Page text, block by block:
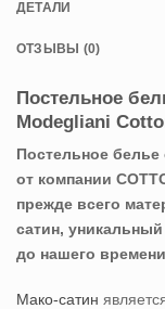
ДЕТАЛИ
ОТЗЫВЫ (0)
Постельное
Modegliani
Постельное
от компании
прежде всего
сатин,
до нашего
Мако-сатин